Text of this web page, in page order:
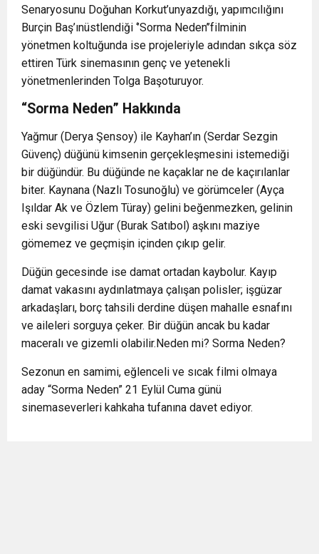
Senaryosunu Doğuhan Korkut’unyazdığı, yapımcılığını
Burçin Baş’ınüstlendiği ‘’Sorma Neden’’filminin
yönetmen koltuğunda ise projeleriyle adından sıkça söz
ettiren Türk sinemasının genç ve yetenekli
yönetmenlerinden Tolga Başoturuyor.
“Sorma Neden” Hakkında
Yağmur (Derya Şensoy) ile Kayhan’ın (Serdar Sezgin
Güvenç) düğünü kimsenin gerçekleşmesini istemediği
bir düğündür. Bu düğünde ne kaçaklar ne de kaçırılanlar
biter. Kaynana (Nazlı Tosunoğlu) ve görümceler (Ayça
Işıldar Ak ve Özlem Türay) gelini beğenmezken, gelinin
eski sevgilisi Uğur (Burak Satıbol) aşkını maziye
gömemez ve geçmişin içinden çıkıp gelir.
Düğün gecesinde ise damat ortadan kaybolur. Kayıp
damat vakasını aydınlatmaya çalışan polisler; işgüzar
arkadaşları, borç tahsili derdine düşen mahalle esnafını
ve aileleri sorguya çeker. Bir düğün ancak bu kadar
maceralı ve gizemli olabilir.Neden mi? Sorma Neden?
Sezonun en samimi, eğlenceli ve sıcak filmi olmaya
aday “Sorma Neden” 21 Eylül Cuma günü
sinemaseverleri kahkaha tufanına davet ediyor.